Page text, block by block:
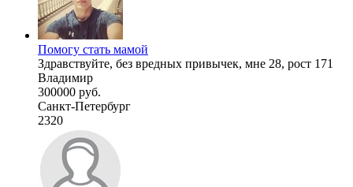
Помогу стать мамой
Здравствуйте, без вредных привычек, мне 28, рост 171
Владимир
300000 руб.
Санкт-Петербург
2320